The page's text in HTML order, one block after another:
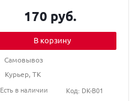
170 руб.
В корзину
Самовывоз
Курьер, ТК
Есть в наличии
Код: DK-B01